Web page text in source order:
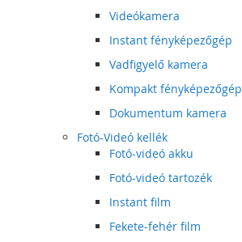
Videókamera
Instant fényképezőgép
Vadfigyelő kamera
Kompakt fényképezőgép
Dokumentum kamera
Fotó-Videó kellék
Fotó-videó akku
Fotó-videó tartozék
Instant film
Fekete-fehér film